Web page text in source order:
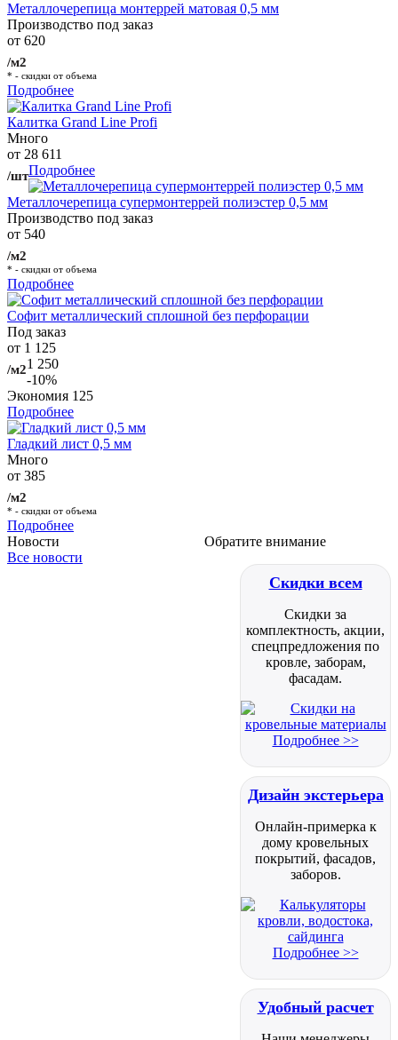
Металлочерепица монтеррей матовая 0,5 мм
Производство под заказ
от 620
/м2
* - скидки от объема
Подробнее
Калитка Grand Line Profi
Много
от 28 611
/штПодробнее
Металлочерепица супермонтеррей полиэстер 0,5 мм
Производство под заказ
от 540
/м2
* - скидки от объема
Подробнее
Софит металлический сплошной без перфорации
Под заказ
от 1 125
/м21 250
-10%
Экономия 125
Подробнее
Гладкий лист 0,5 мм
Много
от 385
/м2
* - скидки от объема
Подробнее
Обратите внимание
Скидки всем
Скидки за
комплектность, акции,
спецпредложения по
кровле, заборам,
фасадам.
Подробнее >>
Дизайн экстерьера
Онлайн-примерка к
дому кровельных
покрытий, фасадов,
заборов.
Подробнее >>
Удобный расчет
Новости
Все новости